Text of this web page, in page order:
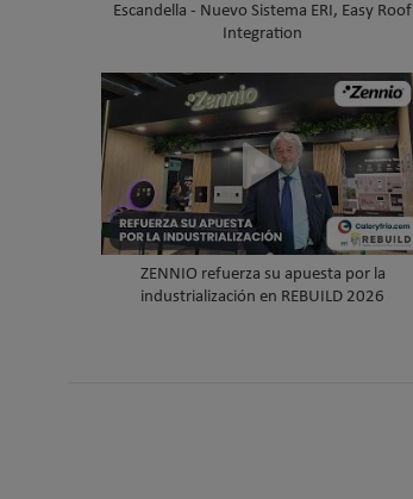
Escandella - Nuevo Sistema ERI, Easy Roof
Integration
ZENNIO refuerza su apuesta por la
industrialización en REBUILD 2026